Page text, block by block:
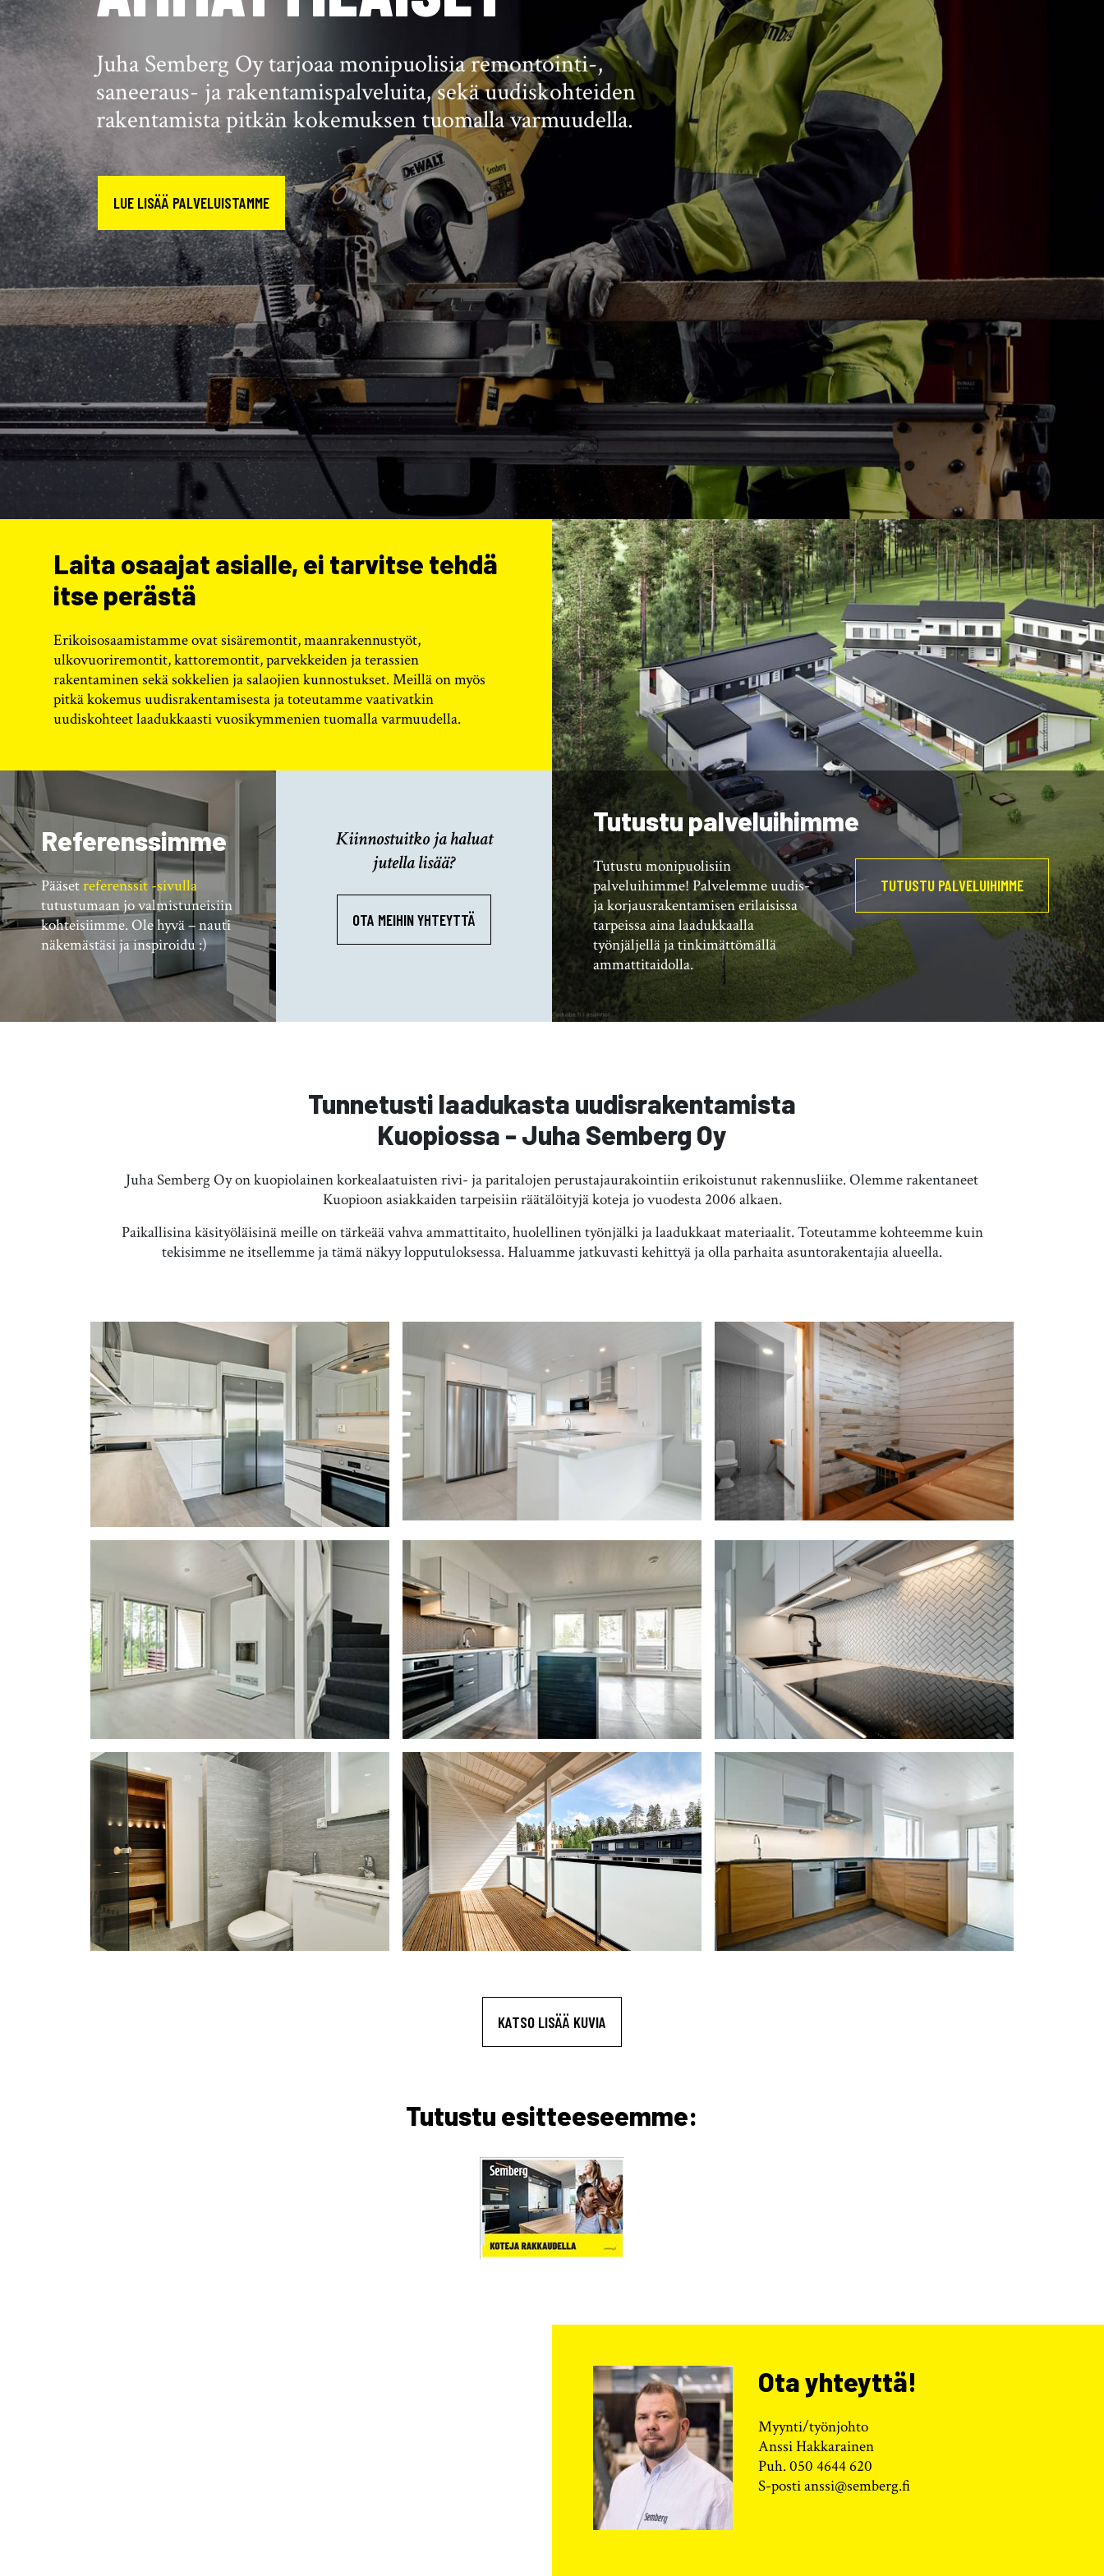
Juha Semberg Oy tarjoaa monipuolisia remontointi-,
saneeraus- ja rakentamispalveluita, sekä uudiskohteiden
rakentamista pitkän kokemuksen tuomalla varmuudella.
LUE LISÄÄ PALVELUISTAMME
Laita osaajat asialle, ei tarvitse tehdä
itse perästä
Erikoisosaamistamme ovat sisäremontit, maanrakennustyöt,
ulkovuoriremontit, kattoremontit, parvekkeiden ja terassien
rakentaminen sekä sokkelien ja salaojien kunnostukset. Meillä on myös
pitkä kokemus uudisrakentamisesta ja toteutamme vaativatkin
uudiskohteet laadukkaasti vuosikymmenien tuomalla varmuudella.
Referenssimme
Pääsetreferenssit -sivulla
tutustumaan jo valmistuneisiin
kohteisiimme. Ole hyvä – nauti
näkemästäsi ja inspiroidu :)
Kiinnostuitko ja haluat
jutella lisää?
OTA MEIHIN YHTEYTTÄ
Tutustu palveluihimme
Tutustu monipuolisiin
palveluihimme! Palvelemme uudis-
ja korjausrakentamisen erilaisissa
tarpeissa aina laadukkaalla
työnjäljellä ja tinkimättömällä
ammattitaidolla.
TUTUSTU PALVELUIHIMME
Tunnetusti laadukasta uudisrakentamista
Kuopiossa - Juha Semberg Oy
Juha Semberg Oy on kuopiolainen korkealaatuisten rivi- ja paritalojen perustajaurakointiin erikoistunut rakennusliike. Olemme rakentaneet
Kuopioon asiakkaiden tarpeisiin räätälöityjä koteja jo vuodesta 2006 alkaen.
Paikallisina käsityöläisinä meille on tärkeää vahva ammattitaito, huolellinen työnjälki ja laadukkaat materiaalit. Toteutamme kohteemme kuin
tekisimme ne itsellemme ja tämä näkyy lopputuloksessa. Haluamme jatkuvasti kehittyä ja olla parhaita asuntorakentajia alueella.
KATSO LISÄÄ KUVIA
Tutustu esitteeseemme:
Ota yhteyttä!
Myynti/työnjohto
Anssi Hakkarainen
Puh. 050 4644 620
S-posti anssi@semberg.fi